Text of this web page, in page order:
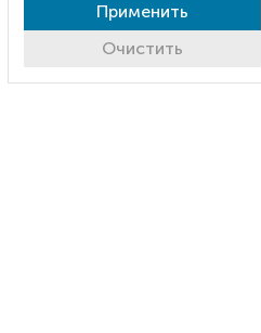
Применить
Очистить